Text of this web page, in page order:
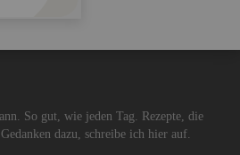
So gut, wie jeden Tag. Re­zep­te, die
dazu, schrei­be ich hier auf.